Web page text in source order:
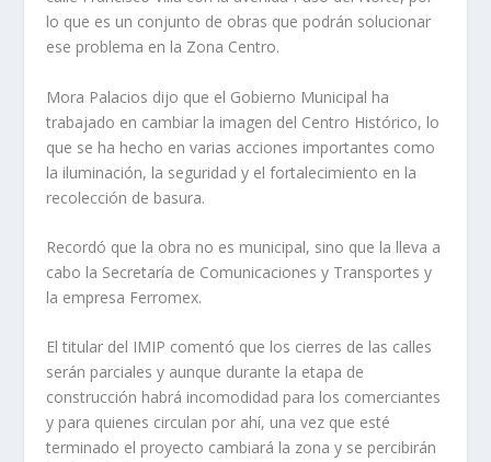
lo que es un conjunto de obras que podrán solucionar
ese problema en la Zona Centro.
Mora Palacios dijo que el Gobierno Municipal ha
trabajado en cambiar la imagen del Centro Histórico, lo
que se ha hecho en varias acciones importantes como
la iluminación, la seguridad y el fortalecimiento en la
recolección de basura.
Recordó que la obra no es municipal, sino que la lleva a
cabo la Secretaría de Comunicaciones y Transportes y
la empresa Ferromex.
El titular del IMIP comentó que los cierres de las calles
serán parciales y aunque durante la etapa de
construcción habrá incomodidad para los comerciantes
y para quienes circulan por ahí, una vez que esté
terminado el proyecto cambiará la zona y se percibirán